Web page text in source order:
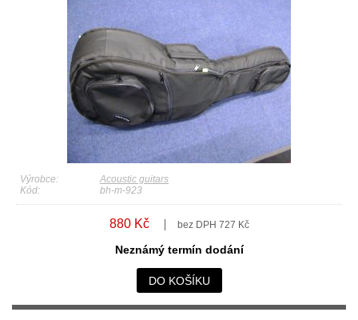
Výrobce:
Acoustic guitars
Kód:
bh-m-923
880 Kč bez DPH 727 Kč
Neznámý termín dodání
DO KOŠÍKU